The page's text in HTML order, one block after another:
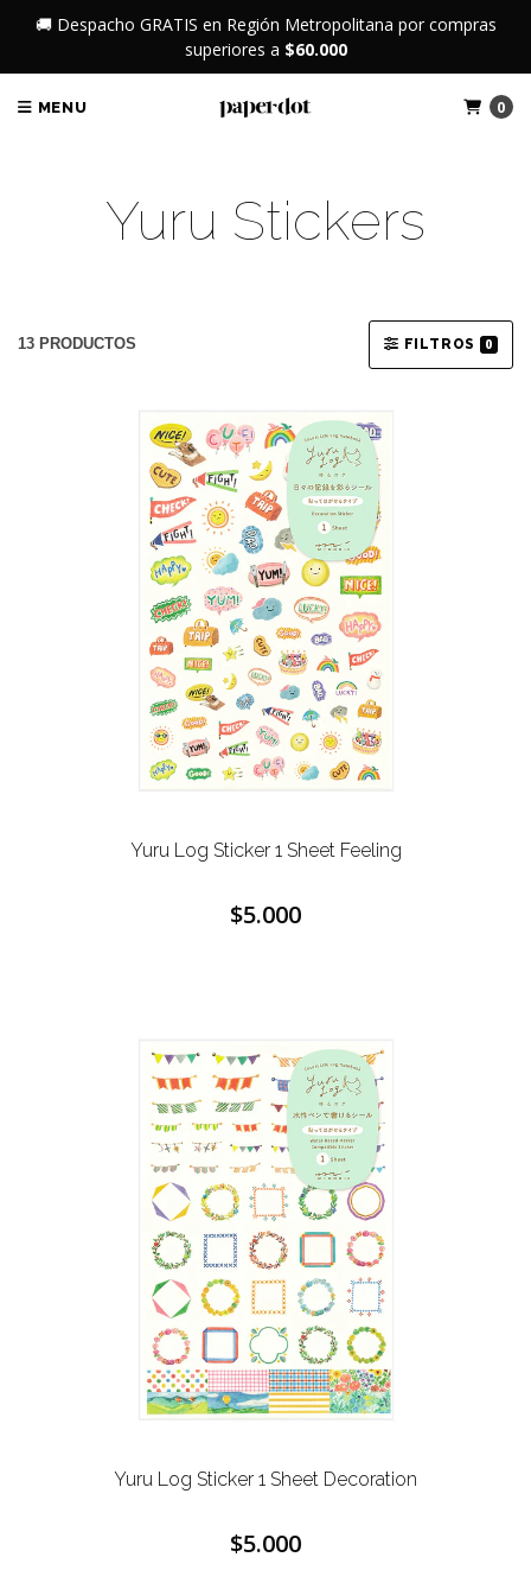
🚚 Despacho GRATIS en Región Metropolitana por compras
superiores a $60.000
MENU 0
Yuru Stickers
13 PRODUCTOS FILTROS 0
Yuru Log Sticker 1 Sheet Feeling
$5.000
Yuru Log Sticker 1 Sheet Decoration
$5.000